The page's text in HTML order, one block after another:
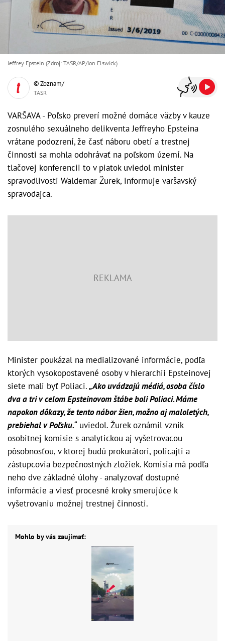
Jeffrey Epstein (Zdroj: TASR/AP/Jon Elswick)
© Zoznam/
TASR
VARŠAVA - Poľsko preverí možné domáce väzby v kauze
zosnulého sexuálneho delikventa Jeffreyho Epsteina
vrátane podozrení, že časť náboru obetí a trestnej
činnosti sa mohla odohrávať na poľskom území. Na
tlačovej konferencii to v piatok uviedol minister
spravodlivosti Waldemar Žurek, informuje varšavský
spravodajca.
Minister poukázal na medializované informácie, podľa
ktorých vysokopostavené osoby v hierarchii Epsteinovej
siete mali byť Poliaci.„Ako uvádzajú médiá, osoba číslo
dva a tri v celom Epsteinovom štábe boli Poliaci. Máme
napokon dôkazy, že tento nábor žien, možno aj maloletých,
prebiehal v Poľsku.“ uviedol. Žurek oznámil vznik
osobitnej komisie s analytickou aj vyšetrovacou
pôsobnosťou, v ktorej budú prokurátori, policajti a
zástupcovia bezpečnostných zložiek. Komisia má podľa
neho dve základné úlohy - analyzovať dostupné
informácie a viesť procesné kroky smerujúce k
vyšetrovaniu možnej trestnej činnosti.
Mohlo by vás zaujímať: